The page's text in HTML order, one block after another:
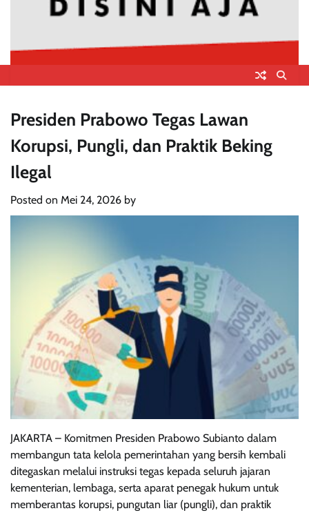
Presiden Prabowo Tegas Lawan
Korupsi, Pungli, dan Praktik Beking
Ilegal
Posted on Mei 24, 2026 by
JAKARTA – Komitmen Presiden Prabowo Subianto dalam
membangun tata kelola pemerintahan yang bersih kembali
ditegaskan melalui instruksi tegas kepada seluruh jajaran
kementerian, lembaga, serta aparat penegak hukum untuk
memberantas korupsi, pungutan liar (pungli), dan praktik